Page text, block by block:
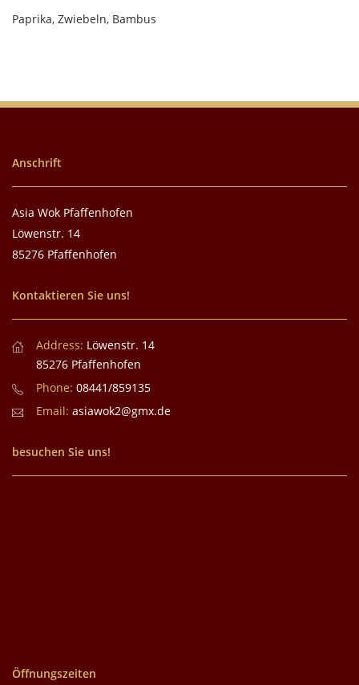
Paprika, Zwiebeln, Bambus
Anschrift
Asia Wok Pfaffenhofen
Löwenstr. 14
85276 Pfaffenhofen
Kontaktieren Sie uns!
Address: Löwenstr. 14
85276 Pfaffenhofen
Phone: 08441/859135
Email: asiawok2@gmx.de
besuchen Sie uns!
Öffnungszeiten